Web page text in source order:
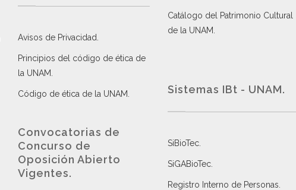
Avisos de Privacidad
Principios del código de ética de
la UNAM
Código de ética de la UNAM
Convocatorias de
Concurso de
Oposición Abierto
Vigentes.
Catálogo del Patrimonio Cultural
de la UNAM.
Sistemas IBt - UNAM.
SiBioTec
SiGABioTec.
Registro Interno de Personas